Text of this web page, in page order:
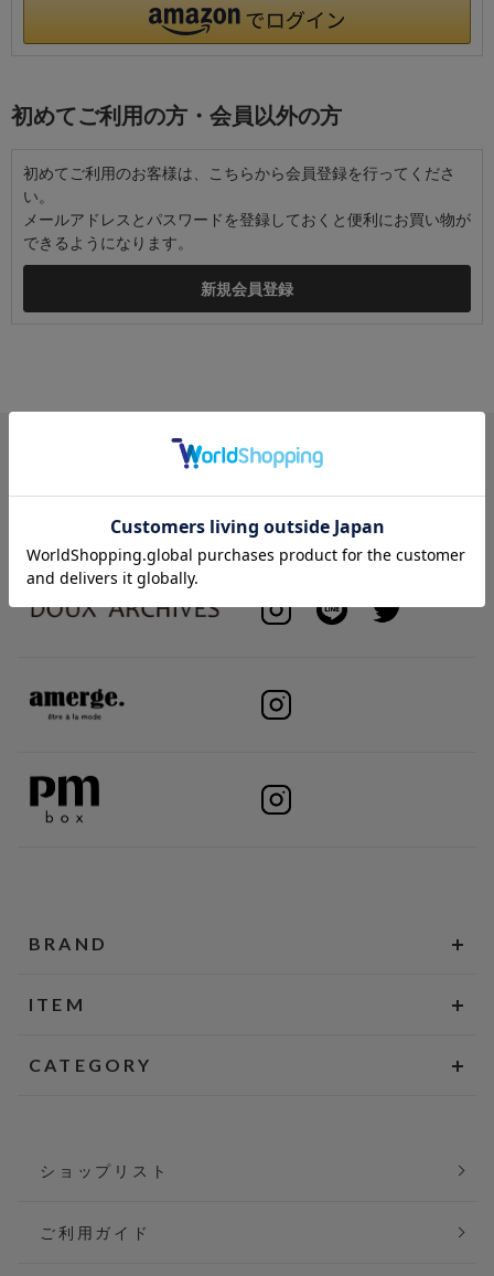
初めてご利用の方・会員以外の方
初めてご利用のお客様は、こちらから会員登録を行ってくださ
い。
メールアドレスとパスワードを登録しておくと便利にお買い物が
できるようになります。
BRAND
ITEM
CATEGORY
ショップリスト
ご利用ガイド